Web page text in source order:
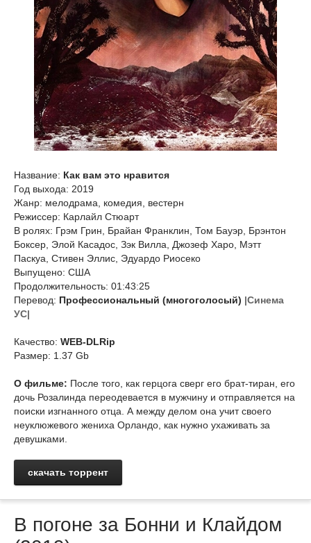
Название: Как вам это нравится
Год выхода: 2019
Жанр: мелодрама, комедия, вестерн
Режиссер: Карлайл Стюарт
В ролях: Грэм Грин, Брайан Франклин, Том Бауэр, Брэнтон
Боксер, Элой Касадос, Зэк Вилла, Джозеф Харо, Мэтт
Паскуа, Стивен Эллис, Эдуардо Риосеко
Выпущено: США
Продолжительность: 01:43:25
Перевод: Профессиональный (многоголосый) |Синема
УС|
Качество: WEB-DLRip
Размер: 1.37 Gb
О фильме: После того, как герцога сверг его брат-тиран, его
дочь Розалинда переодевается в мужчину и отправляется на
поиски изгнанного отца. А между делом она учит своего
неуклюжевого жениха Орландо, как нужно ухаживать за
девушками.
скачать торрент
В погоне за Бонни и Клайдом